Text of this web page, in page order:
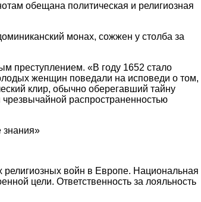
обещана политическая и религиозная
монах, сожжен у столба за
преступлением. «В году 1652 стало
женщин поведали на исповеди о том,
клир, обычно оберегавший тайну
распространенностью
знания»
религиозных войн в Европе. Национальная
цели. Ответственность за лояльность